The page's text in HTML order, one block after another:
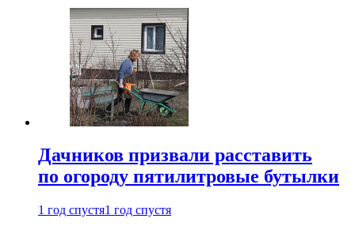
Дачников призвали расставить
по огороду пятилитровые бутылки
1 год спустя1 год спустя